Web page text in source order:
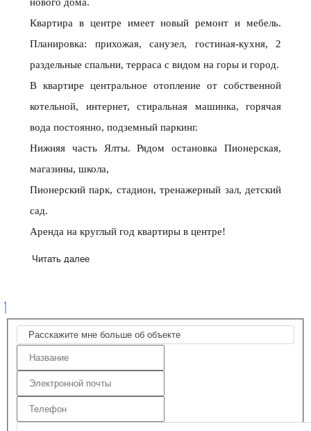
нового дома.
Квартира в центре имеет новый ремонт и мебель.
Планировка: прихожая, санузел, гостиная-кухня, 2
раздельные спальни, терраса с видом на горы и город.
В квартире центральное отопление от собственной
котельной, интернет, стиральная машинка, горячая
вода постоянно, подземный паркинг.
Нижняя часть Ялты. Рядом остановка Пионерская,
магазины, школа,
Пионерский парк, стадион, тренажерный зал, детский
сад.
Аренда на круглый год квартиры в центре!
Читать далее